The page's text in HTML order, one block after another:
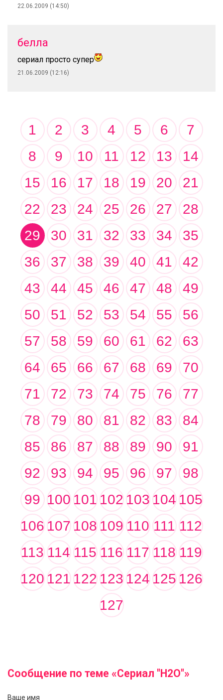
22.06.2009 (14:50)
белла
сериал просто супер
21.06.2009 (12:16)
1 2 3 4 5 6
7
8
9 10 11 12 13
14
15
16 17 18 19 20
21
22
23 24 25 26 27
28
29
30 31 32 33 34
35
36
37 38 39 40 41
42
43
44 45 46 47 48
49
50
51 52 53 54 55
56
57
58 59 60 61 62
63
64
65 66 67 68 69
70
71
72 73 74 75 76
77
78
79 80 81 82 83
84
85
86 87 88 89 90
91
92
93 94 95 96 97
98
99 100101102103104105
106107108109110 111 112
113 114 115 116 117 118 119
120121122123124125126
127
Сообщение по теме «Сериал "Н2О"»
Ваше имя